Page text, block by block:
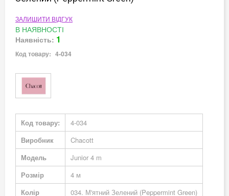
ЗАЛИШИТИ ВІДГУК
В НАЯВНОСТІ
Наявність: 1
Код товару: 4-034
Докладніше
Код товару:
4-034
Виробник
Chacott
Модель
Junior 4 m
Розмір
4 м
Колір
034. М'ятний Зелений (Peppermint Green)